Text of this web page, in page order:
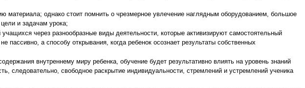
материала; однако стоит помнить о чрезмерное увлечение наглядным оборудованием, большое
и задачам урока;
через разнообразные виды деятельности, которые активизируют самостоятельный
пассивно, а способу открывания, когда ребенок осознает результаты собственных
внутреннему миру ребенка, обучение будет результативно влиять на уровень знаний
следовательно, свободное раскрытие индивидуальности, стремлений и устремлений ученика